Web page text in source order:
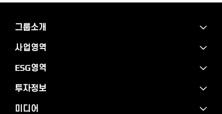
그룹소개
사업영역
ESG영역
투자정보
미디어